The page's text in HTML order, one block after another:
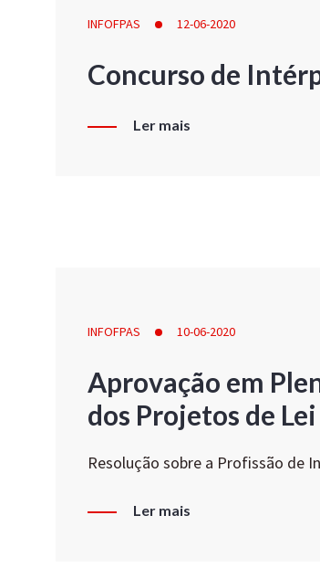
INFOFPAS 12-06-2020
Concurso de
Ler mais
INFOFPAS 10-06-2020
Aprovação em
dos Projetos de Lei
Resolução sobre a Profissão de
Ler mais